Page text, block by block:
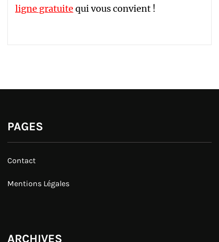
ligne gratuite qui vous convient !
PAGES
Contact
Mentions Légales
ARCHIVES